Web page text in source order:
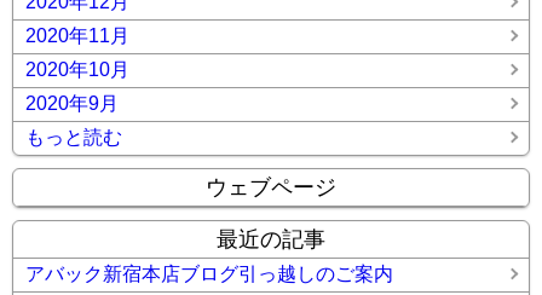
2020年11月
2020年10月
2020年9月
もっと読む
ウェブページ
最近の記事
アバック新宿本店ブログ引っ越しのご案内